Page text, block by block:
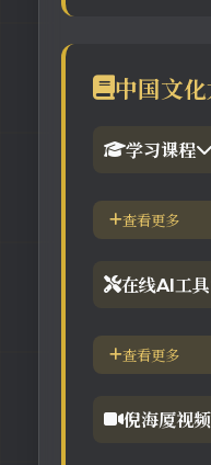
中国文
学习课程
1.倪海厦官
查看更多
在线AI工具
【工具】紫
查看更多
倪海厦视